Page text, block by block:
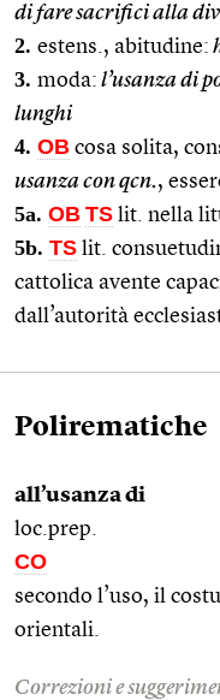
di fare sacrifici alla
2. estens., abitudine:
3. moda: l’usanza di
lunghi
4. OB cosa solita,
usanza con qcn.,
5a. OB TS lit. nella
5b. TS lit.
cattolica avente
dall’autorità
Polirematiche
all’usanza di
loc.prep.
CO
secondo l’uso, il
orientali.
Correzioni e